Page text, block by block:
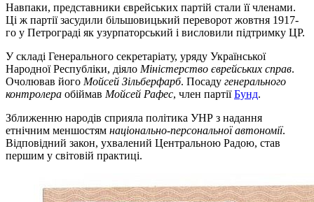
Навпаки, представники єврейських партій стали її членами.
Ці ж партії засудили більшовицький переворот жовтня 1917-
го у Петрограді як узурпаторський і висловили підтримку ЦР.
У складі Генерального секретаріату, уряду Української
Народної Республіки, діяло Міністерство єврейських справ.
Очолював його Мойсей Зільберфарб. Посаду генерального
контролера обіймав Мойсей Рафес, член партіїБунд.
Зближенню народів сприяла політика УНР з надання
етнічним меншостям національно-персональної автономії.
Відповідний закон, ухвалений Центральною Радою, став
першим у світовій практиці.